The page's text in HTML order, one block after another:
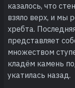
казалось, что
взяло верх, и мы
хребта.
представляет
множеством
кладём камень
укатилась назад.